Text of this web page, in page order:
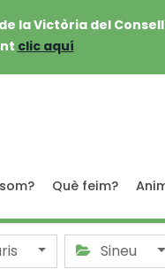
Victòria del
clic aquí
Què feim?
Sineu